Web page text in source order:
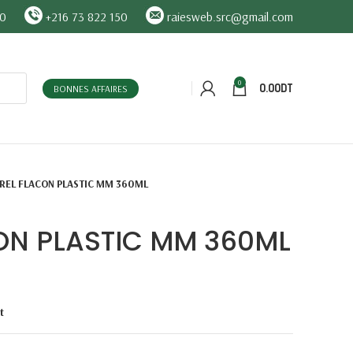
+216 73 822 150 raiesweb.src@gmail.com
BONNES AFFAIRES
0 0.00DT
FLACON PLASTIC MM 360ML
PLASTIC MM 360ML